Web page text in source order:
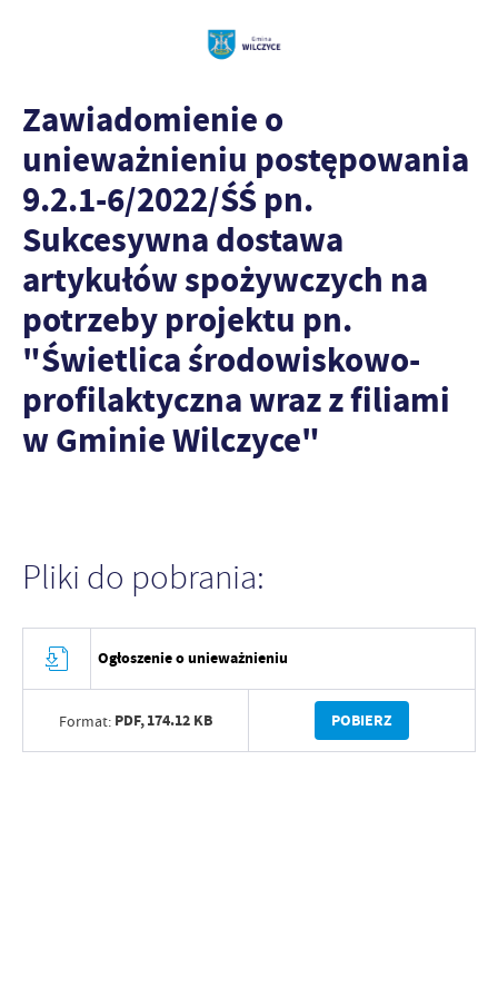
Zawiadomienie o
unieważnieniu postępowania
9.2.1-6/2022/ŚŚ pn.
Sukcesywna dostawa
artykułów spożywczych na
potrzeby projektu pn.
"Świetlica środowiskowo-
profilaktyczna wraz z filiami
w Gminie Wilczyce"
Pliki do pobrania:
Ogłoszenie o unieważnieniu
Format: PDF,174.12 KB POBIERZ